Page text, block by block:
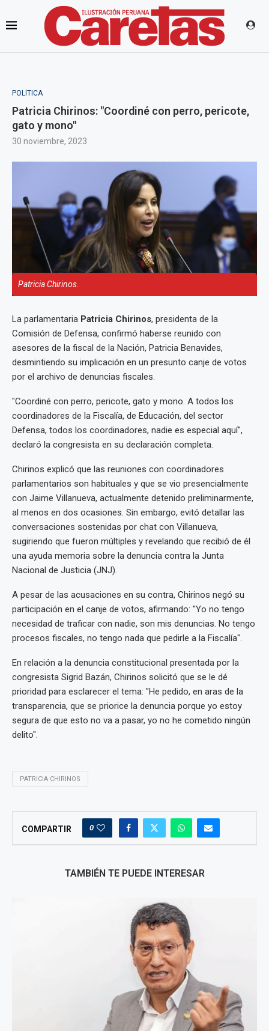
POLÍTICA
Patricia Chirinos: "Coordiné con perro, pericote,
gato y mono"
30 noviembre, 2023
Patricia Chirinos.
La parlamentaria Patricia Chirinos, presidenta de la
Comisión de Defensa, confirmó haberse reunido con
asesores de la fiscal de la Nación, Patricia Benavides,
desmintiendo su implicación en un presunto canje de votos
por el archivo de denuncias fiscales.
"Coordiné con perro, pericote, gato y mono. A todos los
coordinadores de la Fiscalía, de Educación, del sector
Defensa, todos los coordinadores, nadie es especial aquí",
declaró la congresista en su declaración completa.
Chirinos explicó que las reuniones con coordinadores
parlamentarios son habituales y que se vio presencialmente
con Jaime Villanueva, actualmente detenido preliminarmente,
al menos en dos ocasiones. Sin embargo, evitó detallar las
conversaciones sostenidas por chat con Villanueva,
sugiriendo que fueron múltiples y revelando que recibió de él
una ayuda memoria sobre la denuncia contra la Junta
Nacional de Justicia (JNJ).
A pesar de las acusaciones en su contra, Chirinos negó su
participación en el canje de votos, afirmando: "Yo no tengo
necesidad de traficar con nadie, son mis denuncias. No tengo
procesos fiscales, no tengo nada que pedirle a la Fiscalía".
En relación a la denuncia constitucional presentada por la
congresista Sigrid Bazán, Chirinos solicitó que se le dé
prioridad para esclarecer el tema: "He pedido, en aras de la
transparencia, que se priorice la denuncia porque yo estoy
segura de que esto no va a pasar, yo no he cometido ningún
delito".
PATRICIA CHIRINOS
COMPARTIR 0
TAMBIÉN TE PUEDE INTERESAR